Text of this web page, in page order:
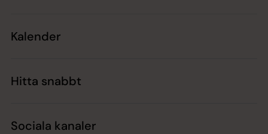
Kalender
Hitta snabbt
Sociala kanaler